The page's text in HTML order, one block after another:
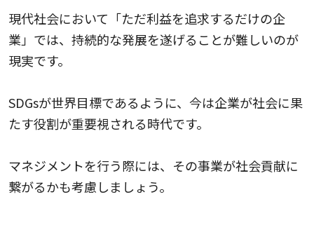
現代社会において「ただ利益を追求するだけの企
業」では、持続的な発展を遂げることが難しいのが
現実です。
SDGsが世界目標であるように、今は企業が社会に果
たす役割が重要視される時代です。
マネジメントを行う際には、その事業が社会貢献に
繋がるかも考慮しましょう。